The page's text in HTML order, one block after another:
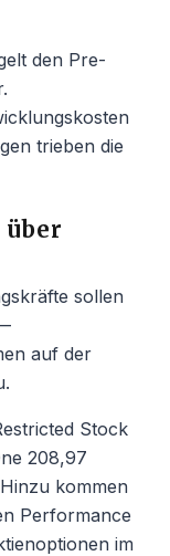
den Pre-
trieben die
sollen
auf der
Stock
208,97
kommen
Performance
im